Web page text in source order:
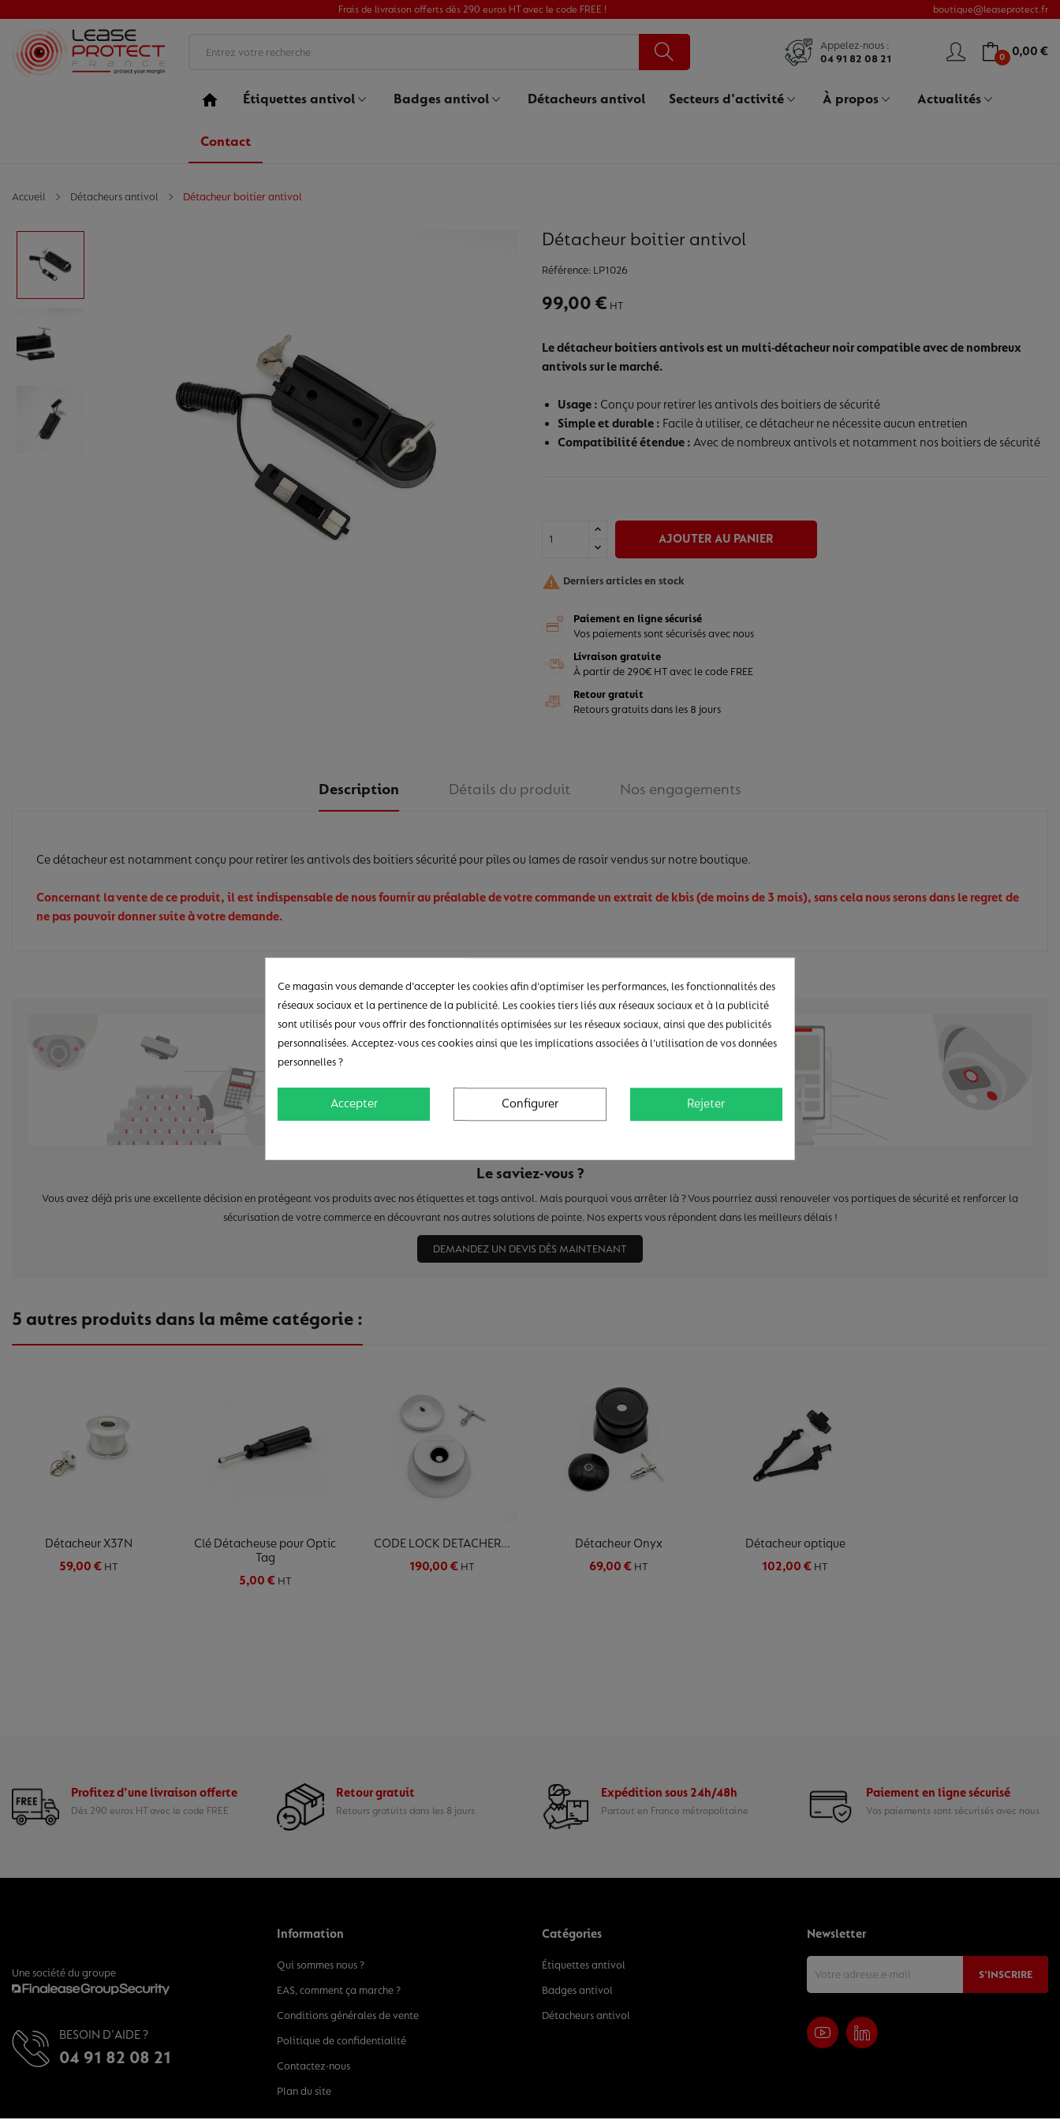
Frais de livraison offerts dès 290 euros HT avec le code FREE ! boutique@leaseprotect.fr
0 0,00 €
Appelez-nous :
04 91 82 08 21
Étiquettes antivol Badges antivol Détacheurs antivol Secteurs d'activité À propos Actualités
Contact
Accueil Détacheurs antivol Détacheur boitier antivol
Détacheur boitier antivol
Référence: LP1026
99,00 € HT
Le détacheur boitiers antivols est un multi-détacheur noir compatible avec de nombreux
antivols sur le marché.
Usage : Conçu pour retirer les antivols des boitiers de sécurité
Simple et durable : Facile à utiliser, ce détacheur ne nécessite aucun entretien
Compatibilité étendue : Avec de nombreux antivols et notamment nos boitiers de sécurité
AJOUTER AU PANIER
 Derniers articles en stock
Paiement en ligne sécurisé
Vos paiements sont sécurisés avec nous
Livraison gratuite
À partir de 290€ HT avec le code FREE
Retour gratuit
Retours gratuits dans les 8 jours
Description Détails du produit Nos engagements
Ce détacheur est notamment conçu pour retirer les antivols des boitiers sécurité pour piles ou lames de rasoir vendus sur notre boutique.
Concernant la vente de ce produit, il est indispensable de nous fournir au préalable de votre commande un extrait de kbis (de moins de 3 mois), sans cela nous serons dans le regret de
ne pas pouvoir donner suite à votre demande.
Le saviez-vous ?
Vous avez déjà pris une excellente décision en protégeant vos produits avec nos étiquettes et tags antivol. Mais pourquoi vous arrêter là ? Vous pourriez aussi renouveler vos portiques de sécurité et renforcer la
sécurisation de votre commerce en découvrant nos autres solutions de pointe. Nos experts vous répondent dans les meilleurs délais !
DEMANDEZ UN DEVIS DÈS MAINTENANT
5 autres produits dans la même catégorie :
Détacheur X37N
59,00 € HT
Clé Détacheuse pour Optic
Tag
5,00 € HT
CODE LOCK DETACHER...
190,00 € HT
Détacheur Onyx
69,00 € HT
Détacheur optique
102,00 € HT
Profitez d'une livraison offerte
Dès 290 euros HT avec le code FREE
Retour gratuit
Retours gratuits dans les 8 jours
Expédition sous 24h/48h
Partout en France métropolitaine
Paiement en ligne sécurisé
Vos paiements sont sécurisés avec nous
Une société du groupe
BESOIN D'AIDE ?
04 91 82 08 21
Information
Qui sommes nous ?
EAS, comment ça marche ?
Conditions générales de vente
Politique de confidentialité
Contactez-nous
Plan du site
Catégories
Étiquettes antivol
Badges antivol
Détacheurs antivol
Newsletter
Ce magasin vous demande d'accepter les cookies afin d'optimiser les performances, les fonctionnalités des
réseaux sociaux et la pertinence de la publicité. Les cookies tiers liés aux réseaux sociaux et à la publicité
sont utilisés pour vous offrir des fonctionnalités optimisées sur les réseaux sociaux, ainsi que des publicités
personnalisées. Acceptez-vous ces cookies ainsi que les implications associées à l'utilisation de vos données
personnelles ?
Accepter Configurer Rejeter